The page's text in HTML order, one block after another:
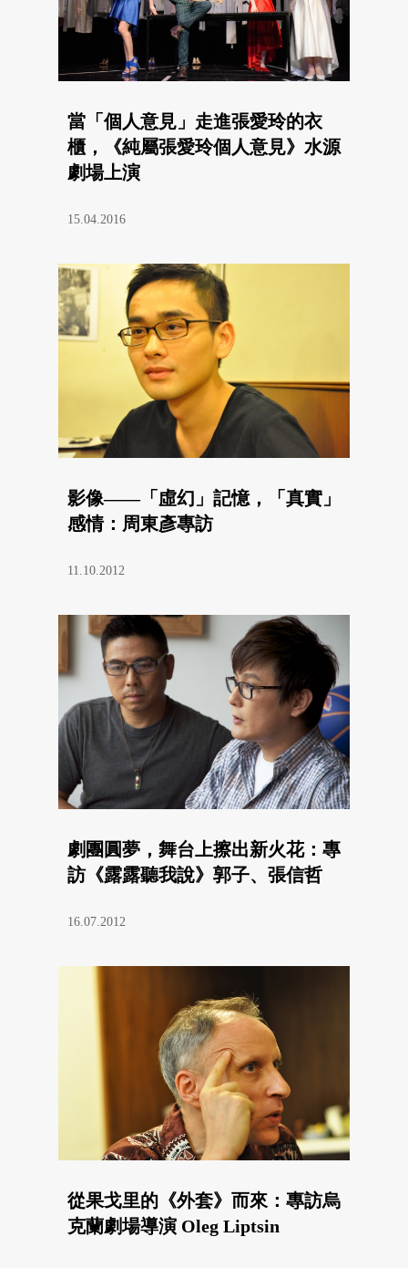
當「個人意見」走進張愛玲的衣
櫃，《純屬張愛玲個人意見》水源
劇場上演
15.04.2016
影像——「虛幻」記憶，「真實」
感情：周東彥專訪
11.10.2012
劇團圓夢，舞台上擦出新火花：專
訪《露露聽我說》郭子、張信哲
16.07.2012
從果戈里的《外套》而來：專訪烏
克蘭劇場導演 Oleg Liptsin